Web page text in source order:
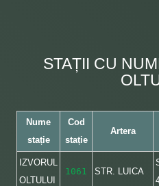
STAȚII CU
Nume
stație
Cod
stație
Artera
IZVORUL
OLTULUI
1061 STR. LUICA